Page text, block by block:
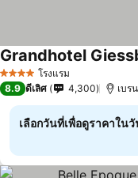
4 ดาว โรงแรม
Grandhotel
8.9 ดีเลิศ 4,300 เบร
เลือกวันที่เพื่อดูราคาใน